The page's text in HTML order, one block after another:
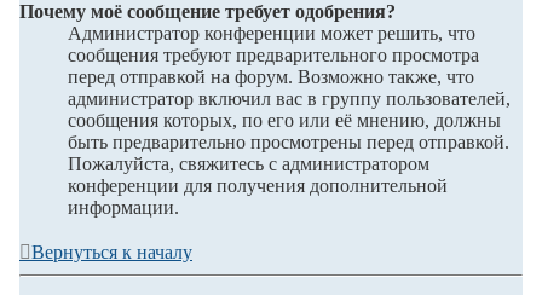
Почему моё сообщение требует одобрения?
Администратор конференции может решить, что
сообщения требуют предварительного просмотра
перед отправкой на форум. Возможно также, что
администратор включил вас в группу пользователей,
сообщения которых, по его или её мнению, должны
быть предварительно просмотрены перед отправкой.
Пожалуйста, свяжитесь с администратором
конференции для получения дополнительной
информации.
Вернуться к началу